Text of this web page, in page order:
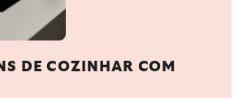
DE COZINHAR COM